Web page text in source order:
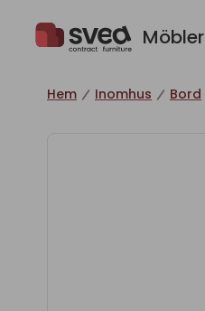
Möbler
Hem Inomhus Bord